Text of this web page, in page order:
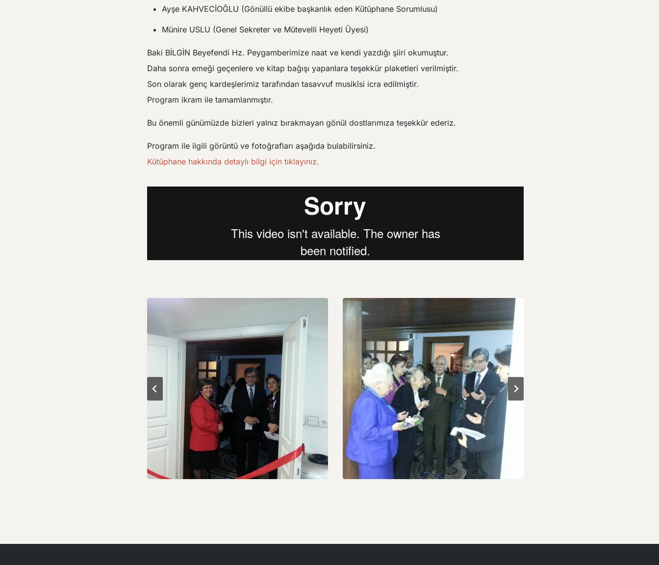
Ayşe KAHVECİOĞLU (Gönüllü ekibe başkanlık eden Kütüphane Sorumlusu)
Münire USLU (Genel Sekreter ve Mütevelli Heyeti Üyesi)
Baki BİLGİN Beyefendi Hz. Peygamberimize naat ve kendi yazdığı şiiri okumuştur.
Daha sonra emeği geçenlere ve kitap bağışı yapanlara teşekkür plaketleri verilmiştir.
Son olarak genç kardeşlerimiz tarafından tasavvuf musikîsi icra edilmiştir.
Program ikram ile tamamlanmıştır.
Bu önemli günümüzde bizleri yalnız bırakmayan gönül dostlarımıza teşekkür ederiz.
Program ile ilgili görüntü ve fotoğrafları aşağıda bulabilirsiniz.
Kütüphane hakkında detaylı bilgi için tıklayınız.